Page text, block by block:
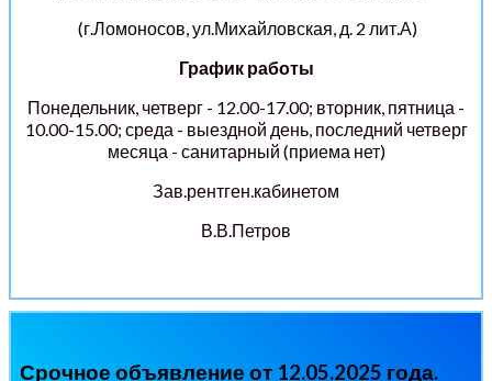
(г.Ломоносов, ул.Михайловская, д. 2 лит.А)
График работы
Понедельник, четверг - 12.00-17.00; вторник, пятница -
10.00-15.00; среда - выездной день, последний четверг
месяца - санитарный (приема нет)
Зав.рентген.кабинетом
В.В.Петров
Срочное объявление от 12.05.2025 года.